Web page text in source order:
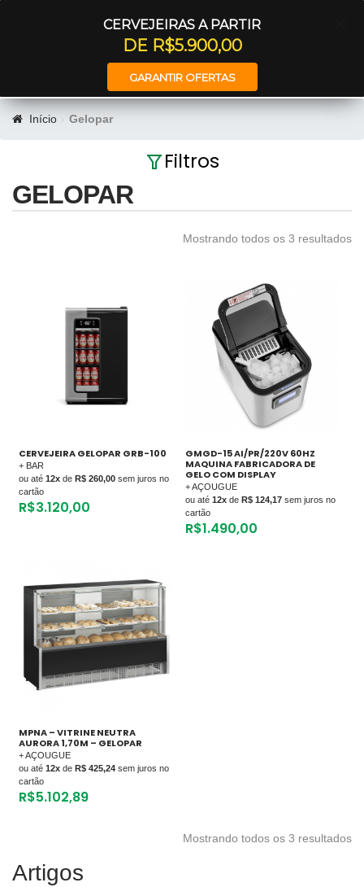
CERVEJEIRAS A PARTIR
DE R$5.900,00
GARANTIR OFERTAS
Início Gelopar
Filtros
GELOPAR
Mostrando todos os 3 resultados
CERVEJEIRA GELOPAR GRB-100
+ BAR
ou até 12x de R$ 260,00 sem juros no
cartão
R$3.120,00
GMGD-15 AI/PR/220V 60HZ
MAQUINA FABRICADORA DE
GELO COM DISPLAY
+ AÇOUGUE
ou até 12xde R$ 124,17sem juros no
cartão
R$1.490,00
MPNA – VITRINE NEUTRA
AURORA 1,70M – GELOPAR
+ AÇOUGUE
ou até 12x de R$ 425,24 sem juros no
cartão
R$5.102,89
Mostrando todos os 3 resultados
Artigos